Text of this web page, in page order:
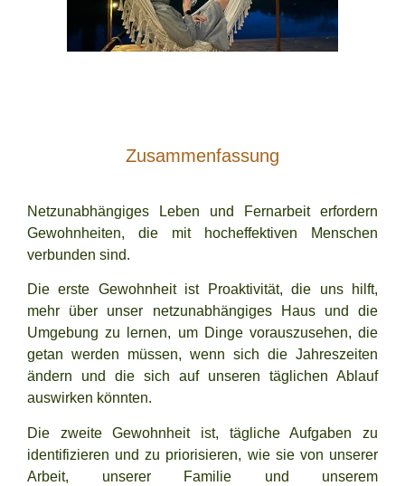
Zusammenfassung
Netzunabhängiges Leben und Fernarbeit erfordern
Gewohnheiten, die mit hocheffektiven Menschen
verbunden sind.
Die erste Gewohnheit ist Proaktivität, die uns hilft,
mehr über unser netzunabhängiges Haus und die
Umgebung zu lernen, um Dinge vorauszusehen, die
getan werden müssen, wenn sich die Jahreszeiten
ändern und die sich auf unseren täglichen Ablauf
auswirken könnten.
Die zweite Gewohnheit ist, tägliche Aufgaben zu
identifizieren und zu priorisieren, wie sie von unserer
Arbeit, unserer Familie und unserem